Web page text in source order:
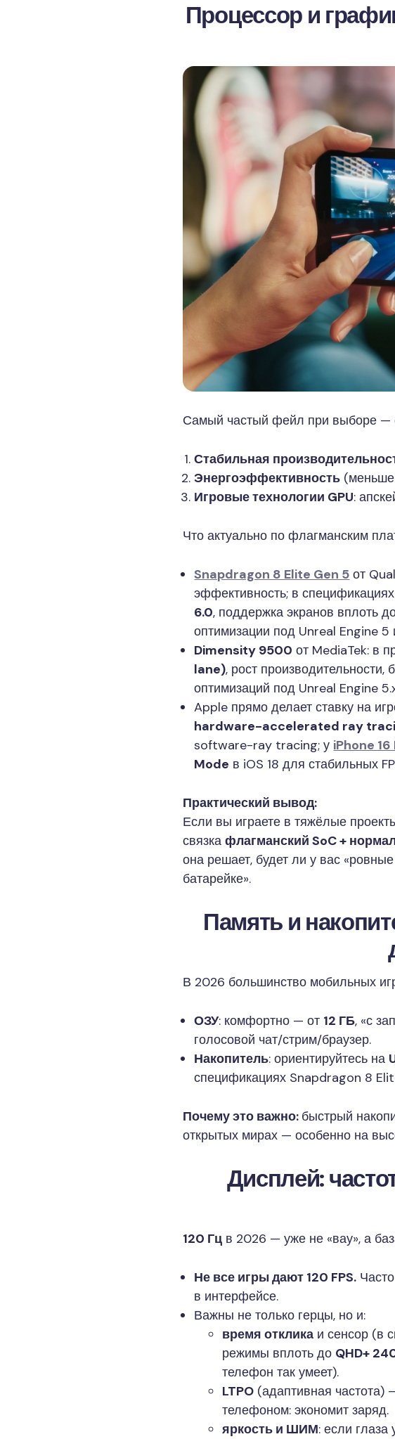
Процессор и
Самый частый фейл при выборе —
Стабильная
Энергоэффективность
Игровые технологии GPU:
Что актуально по флагманским
Snapdragon 8 Elite Gen 5 от
эффективность; в
6.0, поддержка экранов вплоть
оптимизации под Unreal Engine
Dimensity 9500 от MediaTek: в
lane), рост
оптимизаций под Unreal Engine
Apple прямо делает ставку на
hardware-accelerated ray
software-ray tracing; у iPhone 16
Mode в iOS 18 для стабильных
Практический вывод:
Если вы играете в тяжёлые
связкафлагманский SoC +
она решает, будет ли у вас
батарейке».
Память и
В 2026 большинство мобильных
ОЗУ: комфортно — от 12 ГБ, «с
голосовой чат/стрим/браузер.
Накопитель: ориентируйтесь на
спецификациях Snapdragon 8
Почему это важно: быстрый
открытых мирах — особенно на
Дисплей:
120 Гц в 2026 — уже не «вау», а
Не все игры дают 120 FPS.
в интерфейсе.
Важны не только герцы, но и:
время отклика и сенсор (в
режимы вплоть до QHD+
телефон так умеет).
LTPO (адаптивная частота)
телефоном: экономит заряд.
яркость и ШИМ: если